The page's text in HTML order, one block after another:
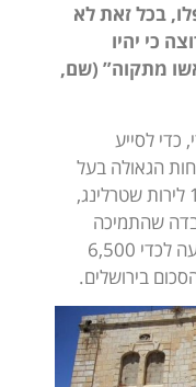
בכל זאת לא
כי יהיו
מתקוה” (שם,
כדי לסייע
הגאולה בעל
כורחם. הוא אסף בתוך זמן קצר 1,300 לירות שטרלינג,
שהתמיכה
השנתית של האשכנזים בירושלים הגיעה לכדי 6,500